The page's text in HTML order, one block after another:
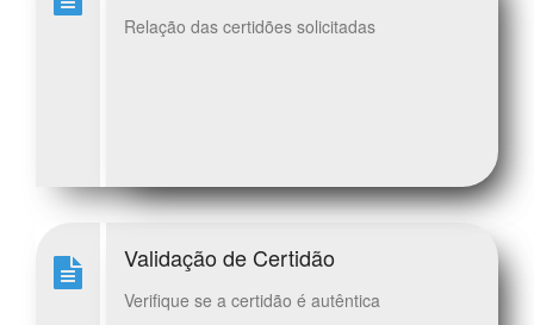
Relação das certidões solicitadas
Validação de Certidão
Verifique se a certidão é autêntica